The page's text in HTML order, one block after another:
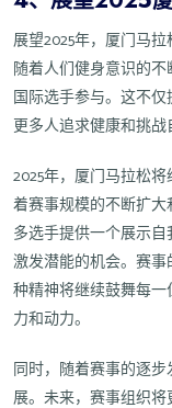
展望2025年，厦门马
随着人们健身意识的
国际选手参与。这不
更多人追求健康和挑战
2025年，厦门马拉松
着赛事规模的不断扩
多选手提供一个展示自
激发潜能的机会。赛
种精神将继续鼓舞每
力和动力。
同时，随着赛事的逐
展。未来，赛事组织